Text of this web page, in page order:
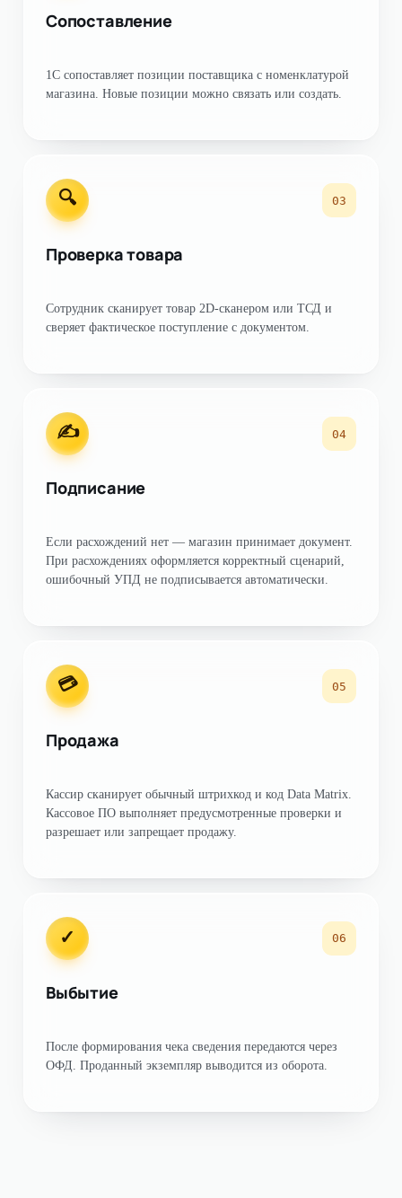
Сопоставление
1С сопоставляет позиции поставщика с номенклатурой
магазина. Новые позиции можно связать или создать.
🔍 03
Проверка товара
Сотрудник сканирует товар 2D-сканером или ТСД и
сверяет фактическое поступление с документом.
✍️ 04
Подписание
Если расхождений нет — магазин принимает документ.
При расхождениях оформляется корректный сценарий,
ошибочный УПД не подписывается автоматически.
💳 05
Продажа
Кассир сканирует обычный штрихкод и код Data Matrix.
Кассовое ПО выполняет предусмотренные проверки и
разрешает или запрещает продажу.
✓ 06
Выбытие
После формирования чека сведения передаются через
ОФД. Проданный экземпляр выводится из оборота.